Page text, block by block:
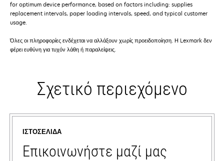
for optimum device performance, based on factors including: supplies
replacement intervals, paper loading intervals, speed, and typical customer
usage.
Όλες οι πληροφορίες ενδέχεται να αλλάξουν χωρίς προειδοποίηση. Η Lexmark δεν
φέρει ευθύνη για τυχόν λάθη ή παραλείψεις.
Σχετικό περιεχόμενο
ΙΣΤΟΣΕΛΊΔΑ
Επικοινωνήστε μαζί μας